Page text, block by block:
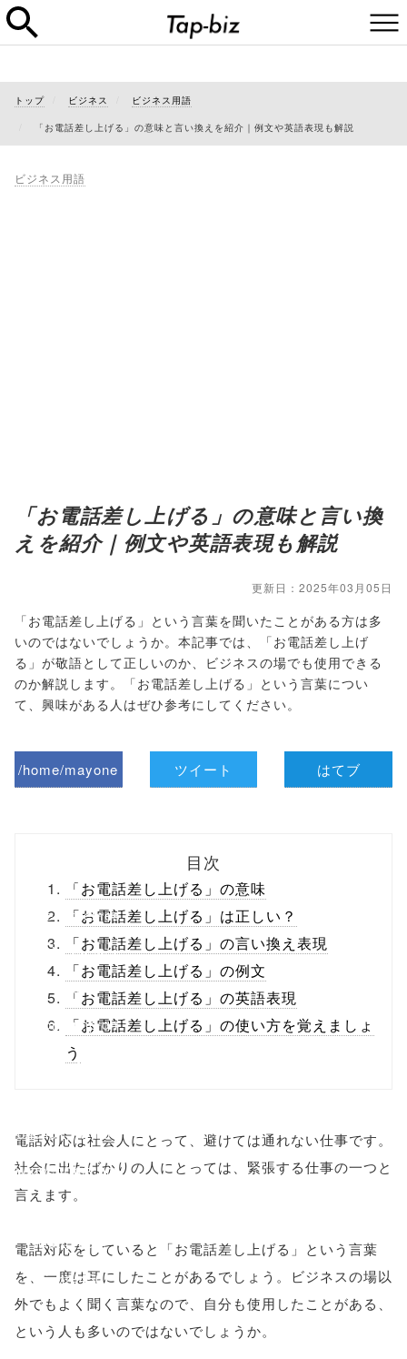
トップ ビジネス ビジネス用語
「お電話差し上げる」の意味と言い換えを紹介｜例文や英語表現も解説
ビジネス用語
「お電話差し上げる」の意味と言い換
えを紹介｜例文や英語表現も解説
更新日：2025年03月05日
「お電話差し上げる」という言葉を聞いたことがある方は多
いのではないでしょうか。本記事では、「お電話差し上げ
る」が敬語として正しいのか、ビジネスの場でも使用できる
のか解説します。「お電話差し上げる」という言葉につい
て、興味がある人はぜひ参考にしてください。
/home/mayone
ml/wp-
content/themes
/tapbiz_theme/
parts/sns-
buttons.php on
line10
onclick="windo
w.open(this.hre
f, 'Gwindow',
'width=550,
height=450,
menubar=no,
ツイート はてブ
目次
「お電話差し上げる」の意味
「お電話差し上げる」は正しい？
「お電話差し上げる」の言い換え表現
「お電話差し上げる」の例文
「お電話差し上げる」の英語表現
「お電話差し上げる」の使い方を覚えましょ
う
電話対応は社会人にとって、避けては通れない仕事です。
社会に出たばかりの人にとっては、緊張する仕事の一つと
言えます。
電話対応をしていると「お電話差し上げる」という言葉
を、一度は耳にしたことがあるでしょう。ビジネスの場以
外でもよく聞く言葉なので、自分も使用したことがある、
という人も多いのではないでしょうか。